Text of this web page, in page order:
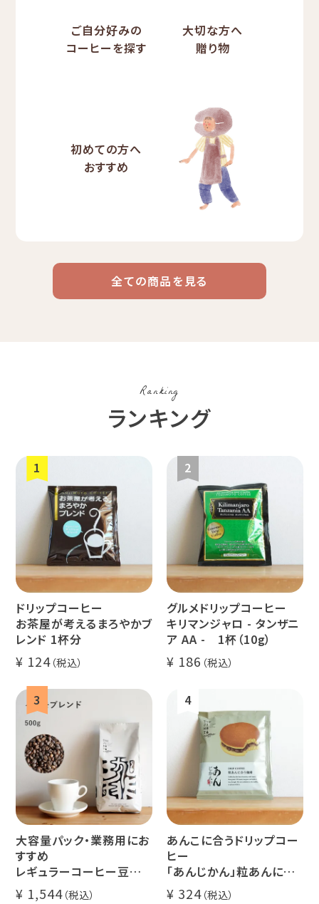
ご自分好みの
コーヒーを探す
大切な方へ
贈り物
初めての方へ
おすすめ
コーヒー
リキッド
コーヒー
豆・粉
デカフェ
すてきな道
具
生活雑貨 福袋
業務用 定期便 送料無料
ケニア
インドネシ
グァテマラ
ホンジュラ
ス
全ての商品を見る
Ranking
ランキング
ドリップコーヒー
お茶屋が考えるまろやかブ
レンド 1杯分
124
グルメドリップコーヒー
キリマンジャロ - タンザニ
ア AA - 1杯（10g）
186
大容量パック・業務用にお
すすめ
レギュラーコーヒー豆
イツモブレンド 500g
1,544
あんこに合うドリップコー
ヒー
「あんじかん」粒あんに合
う珈琲 1杯分
324